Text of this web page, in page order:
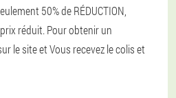
50% de RÉDUCTION,
réduit. Pour obtenir un
le site et Vous recevez le colis et